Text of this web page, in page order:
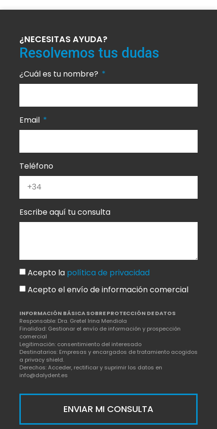
¿NECESITAS AYUDA?
Resolvemos tus dudas
¿Cuál es tu nombre?
Email
Teléfono
Escribe aquí tu consulta
Acepto la política de privacidad
Acepto el envío de información comercial
INFORMACIÓN BÁSICA SOBRE PROTECCIÓN DE DATOS
Responsable: Dra. Gretel Irina Mendiola
Finalidad: Gestionar el envío de información y prospección
comercial
Legitimación: consentimiento del interesado
Destinatarios: Empresas y encargados de tratamiento acogidos
a privacy shield.
Derechos: Acceder, rectificar y suprimir los datos en
info@dalydent.es
ENVIAR MI CONSULTA